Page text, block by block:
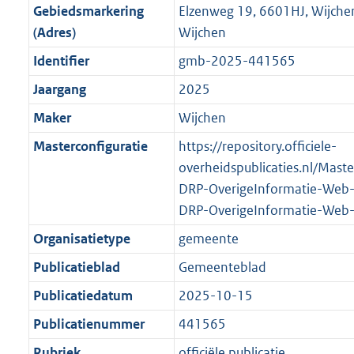
f
o
m
a
a
b
n
f
r
m
a
K
i
n
o
r
m
b
e
i
f
o
r
m
4
o
o
t
t
e
:
2
K
b
r
o
o
t
e
:
2
K
b
Gebiedsmarkering
(Adres)
Elzenweg 19, 6601HJ,
Wijchen
Identifier
gmb-2025-441565
Jaargang
2025
Maker
Wijchen
Masterconfiguratie
https://repository.officiele-
overheidspublicaties.nl/
DRP-OverigeInformatie-
DRP-OverigeInformatie-
Organisatietype
gemeente
Publicatieblad
Gemeenteblad
Publicatiedatum
2025-10-15
Publicatienummer
441565